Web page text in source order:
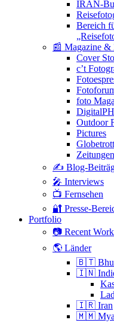
IRAN-
Bereich
📰 Magazine &
Cover
c’t
foto
Outdoor
Pictures
Zeitungen
✍️ Blog-
🎤 Interviews
📺 Fernsehen
🔐 Presse-
Portfolio
📷 Recent
🌎 Länder
🇧🇹
🇮🇳
🇮🇷 Iran
🇲🇲